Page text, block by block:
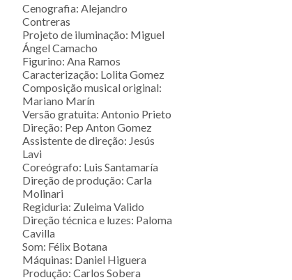
Cenografia: Alejandro
Contreras
Projeto de iluminação: Miguel
Ángel Camacho
Figurino: Ana Ramos
Caracterização: Lolita Gomez
Composição musical original:
Mariano Marín
Versão gratuita: Antonio Prieto
Direção: Pep Anton Gomez
Assistente de direção: Jesús
Lavi
Coreógrafo: Luis Santamaría
Direção de produção: Carla
Molinari
Regiduria: Zuleima Valido
Direção técnica e luzes: Paloma
Cavilla
Som: Félix Botana
Máquinas: Daniel Higuera
Produção: Carlos Sobera